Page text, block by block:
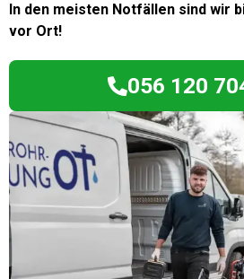
In den meisten Notfällen sind wir
vor Ort!
056 120